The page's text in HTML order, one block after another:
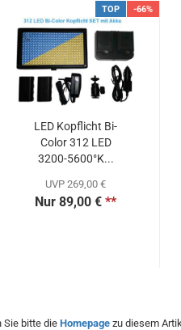
TOP -66%
LED Kopflicht Bi-
Color 312 LED
3200-5600°K...
UVP 269,00 €
Nur 89,00 € **
Sie bitte die Homepage zu diesem